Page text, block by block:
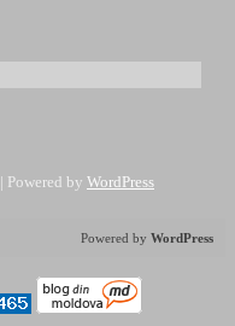
| Powered by WordPress
Powered by WordPress